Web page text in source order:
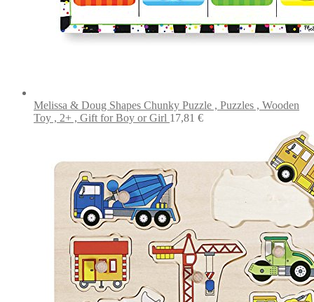
Melissa & Doug Shapes Chunky Puzzle , Puzzles , Wooden
Toy , 2+ , Gift for Boy or Girl 17,81 €